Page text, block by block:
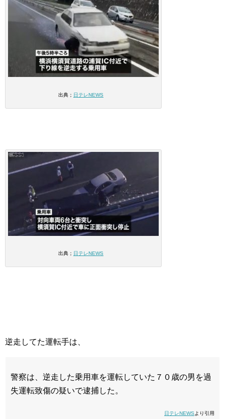
出典； 日テレNEWS
出典； 日テレNEWS
逆走してた運転手は、
警察は、逆走した乗用車を運転していた７０歳の男を過
失運転致傷の疑いで逮捕した。
日テレNEWSより引用